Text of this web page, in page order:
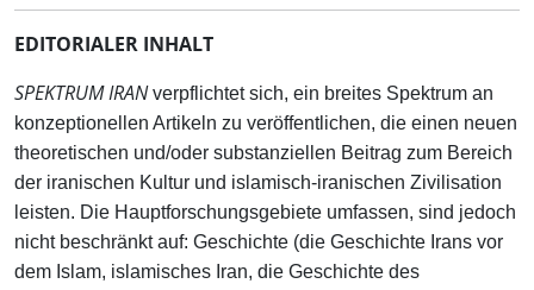
EDITORIALER INHALT
SPEKTRUM IRANverpflichtet sich, ein breites Spektrum an
konzeptionellen Artikeln zu veröffentlichen, die einen neuen
theoretischen und/oder substanziellen Beitrag zum Bereich
der iranischen Kultur und islamisch-iranischen Zivilisation
leisten. Die Hauptforschungsgebiete umfassen, sind jedoch
nicht beschränkt auf: Geschichte (die Geschichte Irans vor
dem Islam, islamisches Iran, die Geschichte des